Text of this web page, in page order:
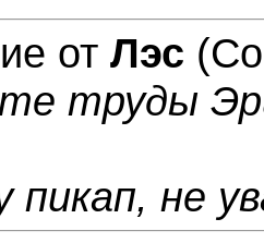
от Лэс
труды
пикап, не